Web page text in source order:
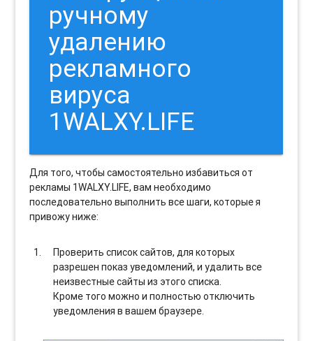
ручному
удалению
рекламного
вируса
1WALXY.LIFE
Для того, чтобы самостоятельно избавиться от
рекламы 1WALXY.LIFE, вам необходимо
последовательно выполнить все шаги, которые я
привожу ниже:
Проверить список сайтов, для которых
разрешен показ уведомлений, и удалить все
неизвестные сайты из этого списка.
Кроме того можно и полностью отключить
уведомления в вашем браузере.